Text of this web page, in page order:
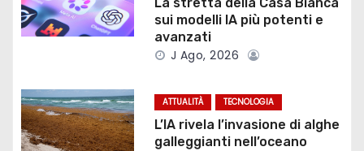
n
a
r
sui modelli IA più potenti e
avanzati
J Ago, 2026
ATTUALITÀ TECNOLOGIA
L’IA rivela l’invasione di alghe
galleggianti nell’oceano